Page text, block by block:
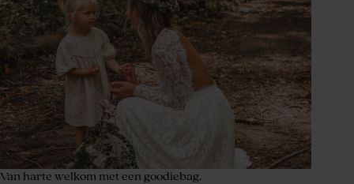
Van harte welkom met een goodiebag.